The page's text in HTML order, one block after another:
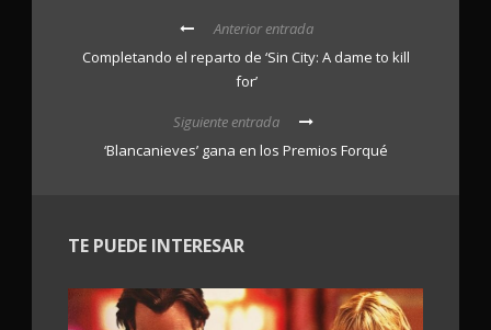
Anterior entrada
Completando el reparto de ‘Sin City: A dame to kill
for’
Siguiente entrada
‘Blancanieves’ gana en los Premios Forqué
TE PUEDE INTERESAR